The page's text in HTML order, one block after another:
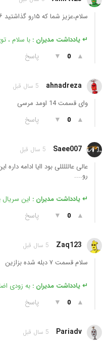
سلام،عزیز شما که ۱۵رو گذاشتید ۱۶هم میزاشتین
↵ یادداشت مدیران : با سلام ،
▲
0
▼ پاسخ
ahnadreza 5 سال قبل
وای قسمت 14 اومد مرسی
▲
0
▼ پاسخ
Saee007 5 سال قبل
رو....
↵ یادداشت مدیران : این سریال یک
▲
0
▼ پاسخ
Zaq123 5 سال قبل
سلام قسمت ۷ دبله شده بزازین
↵ یادداشت مدیران : به زودی
▲
0
▼ پاسخ
Pariadv 5 سال قبل